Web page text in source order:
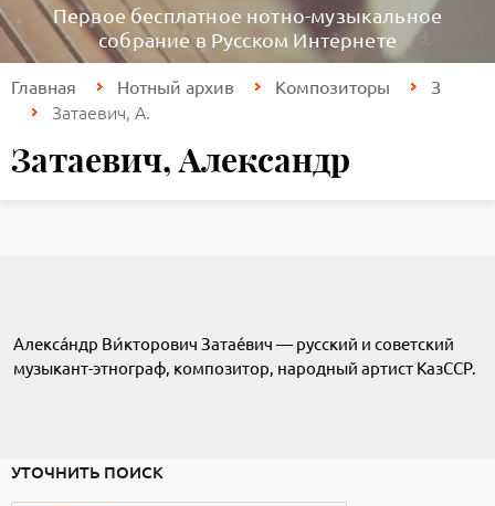
Первое бесплатное нотно-музыкальное
собрание в Русском Интернете
Главная Нотный архив Композиторы З
Затаевич, А.
Затаевич, Александр
Алекса́ндр Ви́кторович Затае́вич — русский и советский
музыкант-этнограф, композитор, народный артист КазССР.
УТОЧНИТЬ ПОИСК